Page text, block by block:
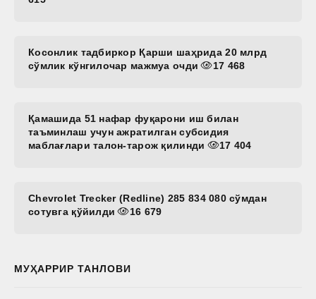
Косонлик тадбиркор Қарши шаҳрида 20 млрд
сўмлик кўнгилочар мажмуа очди
17 468
Қамашида 51 нафар фуқарони иш билан
таъминлаш учун ажратилган субсидия
маблағлари талон-тарож қилинди
17 404
Chevrolet Trecker (Redline) 285 834 080 сўмдан
сотувга қўйилди
16 679
МУҲАРРИР ТАНЛОВИ